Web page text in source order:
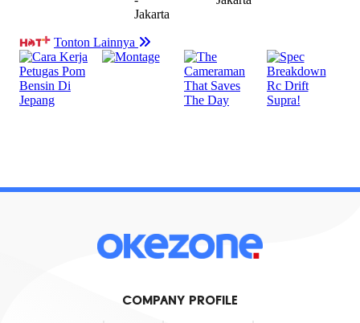
COMPANY PROFILE